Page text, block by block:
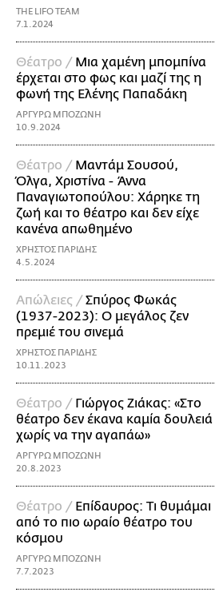
THE LIFO TEAM
7.1.2024
Θέατρο / Μια χαμένη μπομπίνα
έρχεται στο φως και μαζί της η
φωνή της Ελένης Παπαδάκη
ΑΡΓΥΡΩ ΜΠΟΖΩΝΗ
10.9.2024
Θέατρο / Μαντάμ Σουσού,
Όλγα, Χριστίνα - Άννα
Παναγιωτοπούλου: Χάρηκε τη
ζωή και το θέατρο και δεν είχε
κανένα απωθημένο
ΧΡΗΣΤΟΣ ΠΑΡΙΔΗΣ
4.5.2024
Απώλειες /Σπύρος Φωκάς
(1937-2023): Ο μεγάλος ζεν
πρεμιέ του σινεμά
ΧΡΗΣΤΟΣ ΠΑΡΙΔΗΣ
10.11.2023
Θέατρο / Γιώργος Ζιάκας: «Στο
θέατρο δεν έκανα καμία δουλειά
χωρίς να την αγαπάω»
ΑΡΓΥΡΩ ΜΠΟΖΩΝΗ
20.8.2023
Θέατρο / Επίδαυρος: Τι θυμάμαι
από το πιο ωραίο θέατρο του
κόσμου
ΑΡΓΥΡΩ ΜΠΟΖΩΝΗ
7.7.2023